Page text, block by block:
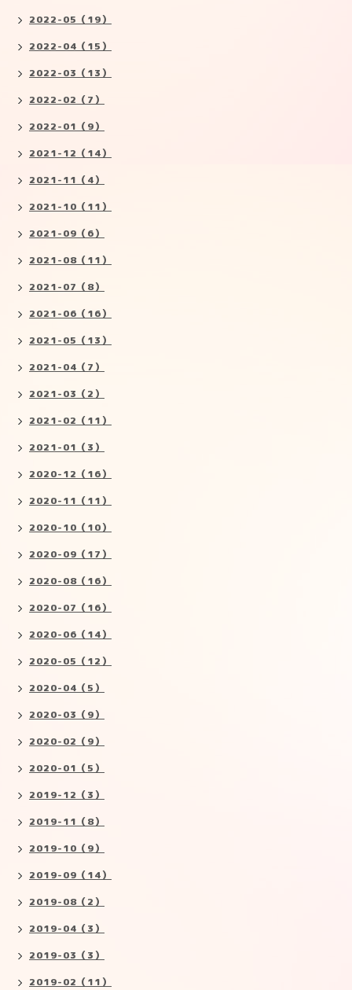
2022-05（19）
2022-04（15）
2022-03（13）
2022-02（7）
2022-01（9）
2021-12（14）
2021-11（4）
2021-10（11）
2021-09（6）
2021-08（11）
2021-07（8）
2021-06（16）
2021-05（13）
2021-04（7）
2021-03（2）
2021-02（11）
2021-01（3）
2020-12（16）
2020-11（11）
2020-10（10）
2020-09（17）
2020-08（16）
2020-07（16）
2020-06（14）
2020-05（12）
2020-04（5）
2020-03（9）
2020-02（9）
2020-01（5）
2019-12（3）
2019-11（8）
2019-10（9）
2019-09（14）
2019-08（2）
2019-04（3）
2019-03（3）
2019-02（11）